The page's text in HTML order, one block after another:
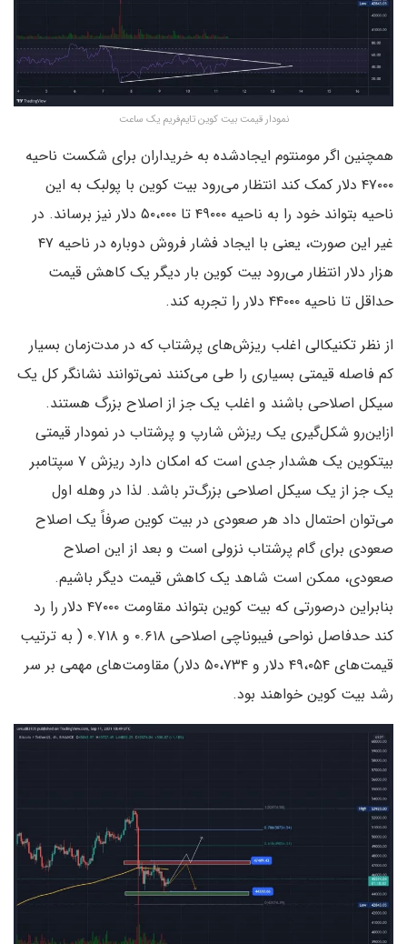
نمودار قیمت بیت کوین تایم‌فریم یک ساعت
همچنین اگر مومنتوم ایجادشده به خریداران برای شکست ناحیه
۴۷۰۰۰ دلار کمک کند انتظار می‌رود بیت کوین با پولبک به این
ناحیه بتواند خود را به ناحیه ۴۹۰۰۰ تا ۵۰،۰۰۰ دلار نیز برساند. در
غیر این صورت، یعنی با ایجاد فشار فروش دوباره در ناحیه ۴۷
هزار دلار انتظار می‌رود بیت کوین بار دیگر یک کاهش قیمت
حداقل تا ناحیه ۴۴۰۰۰ دلار را تجربه کند.
از نظر تکنیکالی اغلب ریزش‌های پرشتاب که در مدت‌زمان بسیار
کم فاصله قیمتی بسیاری را طی می‌کنند نمی‌توانند نشانگر کل یک
سیکل اصلاحی باشند و اغلب یک جز از اصلاح بزرگ هستند.
ازاین‌رو شکل‌گیری یک ریزش شارپ و پرشتاب در نمودار قیمتی
بیتکوین یک هشدار جدی است که امکان دارد ریزش ۷ سپتامبر
یک جز از یک سیکل اصلاحی بزرگ‌تر باشد. لذا در وهله اول
می‌توان احتمال داد هر صعودی در بیت کوین صرفاً یک اصلاح
صعودی برای گام پرشتاب نزولی است و بعد از این اصلاح
صعودی، ممکن است شاهد یک کاهش قیمت دیگر باشیم.
بنابراین درصورتی‌ که بیت کوین بتواند مقاومت‌ ۴۷۰۰۰ دلار را رد
کند حدفاصل نواحی فیبوناچی اصلاحی ۰.۶۱۸ و ۰.۷۱۸ ( به ترتیب
قیمت‌های ۴۹،۰۵۴ دلار و ۵۰،۷۳۴ دلار) مقاومت‌های مهمی بر سر
رشد بیت کوین خواهند بود.